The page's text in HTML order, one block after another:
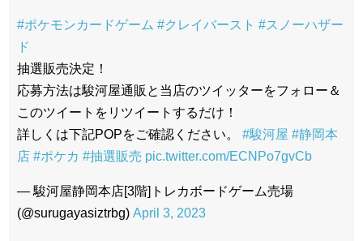
#ポケモンカードゲーム #クレイバースト #スノーハザー
ド
抽選販売決定！
応募方法は駿河屋通販と当店のツイッターをフォロー＆
このツイートをリツイートするだけ！
詳しくは下記POPをご確認ください。 #駿河屋 #静岡本
店 #ポケカ #抽選販売 pic.twitter.com/ECNPo7gvCb
— 駿河屋静岡本店[3階]トレカボードゲーム売場
(@surugayasiztrbg) April 3, 2023